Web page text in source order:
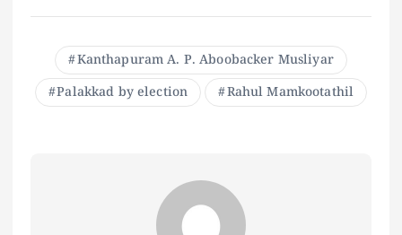
Kanthapuram A. P. Aboobacker Musliyar
Palakkad by election Rahul Mamkootathil